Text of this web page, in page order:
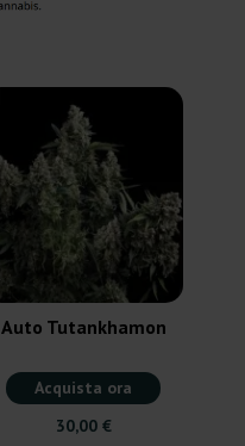
Auto Tutankhamon
Acquista ora
30,00 €